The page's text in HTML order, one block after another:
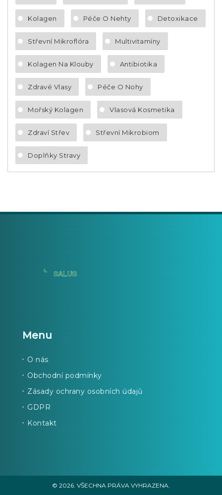
Kolagen Péče O Nehty Detoxikace
Střevní Mikroflóra Multivitamíny
Kolagen Na Klouby Antibiotika
Zdravé Vlasy Péče O Nohy
Mořský Kolagen Vlasová Kosmetika
Zdraví Střev Střevní Mikrobiom
Doplňky Stravy
Menu
O nás
Obchodní podmínky
Zásady ochrany osobních údajů
GDPR
Kontakt
© 2026. VŠECHNA PRÁVA VYHRAZENA.